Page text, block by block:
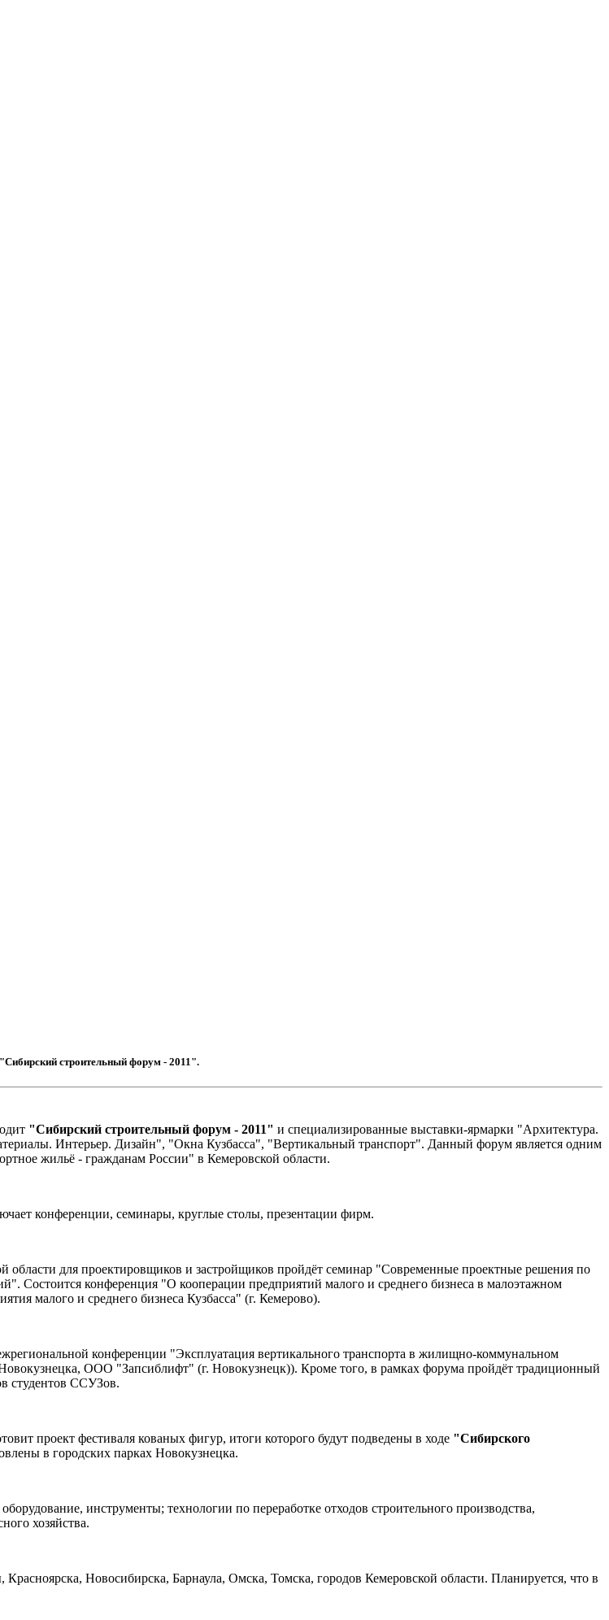
строительный форум - 2011".
"Сибирский строительный форум - 2011" и специализированные выставки-ярмарки "Архитектура.
Интерьер. Дизайн", "Окна Кузбасса", "Вертикальный транспорт". Данный форум является одним
жильё - гражданам России" в Кемеровской области.
конференции, семинары, круглые столы, презентации фирм.
области для проектировщиков и застройщиков пройдёт семинар "Современные проектные решения по
Состоится конференция "О кооперации предприятий малого и среднего бизнеса в малоэтажном
малого и среднего бизнеса Кузбасса" (г. Кемерово).
конференции "Эксплуатация вертикального транспорта в жилищно-коммунальном
ООО "Запсиблифт" (г. Новокузнецк)). Кроме того, в рамках форума пройдёт традиционный
студентов ССУЗов.
проект фестиваля кованых фигур, итоги которого будут подведены в ходе "Сибирского
в городских парках Новокузнецка.
инструменты; технологии по переработке отходов строительного производства,
хозяйства.
Новосибирска, Барнаула, Омска, Томска, городов Кемеровской области. Планируется, что в